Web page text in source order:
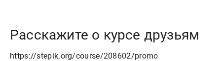
Расскажите о курсе друзьям
https://stepik.org/course/208602/promo